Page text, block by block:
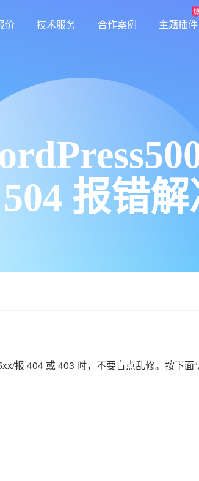
价 技术服务 合作案例 主题插件
报错